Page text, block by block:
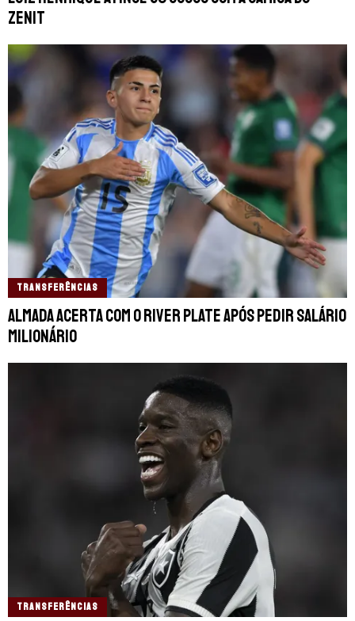
Zenit
TRANSFERÊNCIAS
Almada acerta com o River Plate após pedir salário
milionário
TRANSFERÊNCIAS